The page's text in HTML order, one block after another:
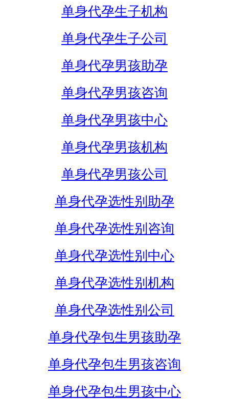
单身代孕生子机构
单身代孕生子公司
单身代孕男孩助孕
单身代孕男孩咨询
单身代孕男孩中心
单身代孕男孩机构
单身代孕男孩公司
单身代孕选性别助孕
单身代孕选性别咨询
单身代孕选性别中心
单身代孕选性别机构
单身代孕选性别公司
单身代孕包生男孩助孕
单身代孕包生男孩咨询
单身代孕包生男孩中心